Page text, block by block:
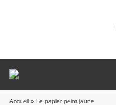
Accueil » Le papier peint jaune